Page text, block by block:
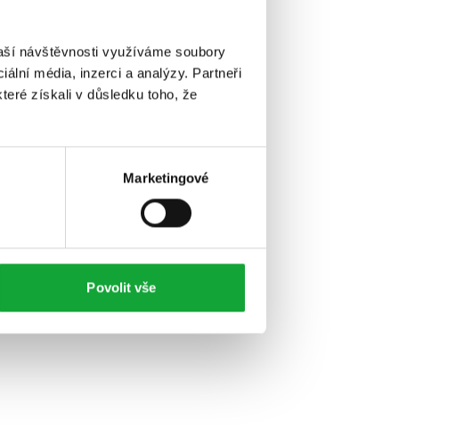
návštěvnosti využíváme soubory
média, inzerci a analýzy. Partneři
získali v důsledku toho, že
Marketingové
Povolit vše